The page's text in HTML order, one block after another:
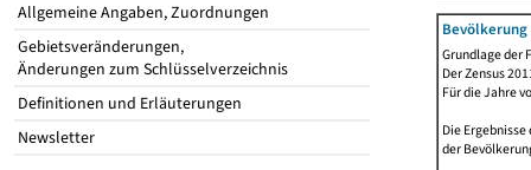
Allgemeine Angaben, Zuordnungen
Gebietsveränderungen,
Änderungen zum Schlüsselverzeichnis
Definitionen und Erläuterungen
Newsletter
Grundlage der
Der Zensus
Für die Jahre
Die
der